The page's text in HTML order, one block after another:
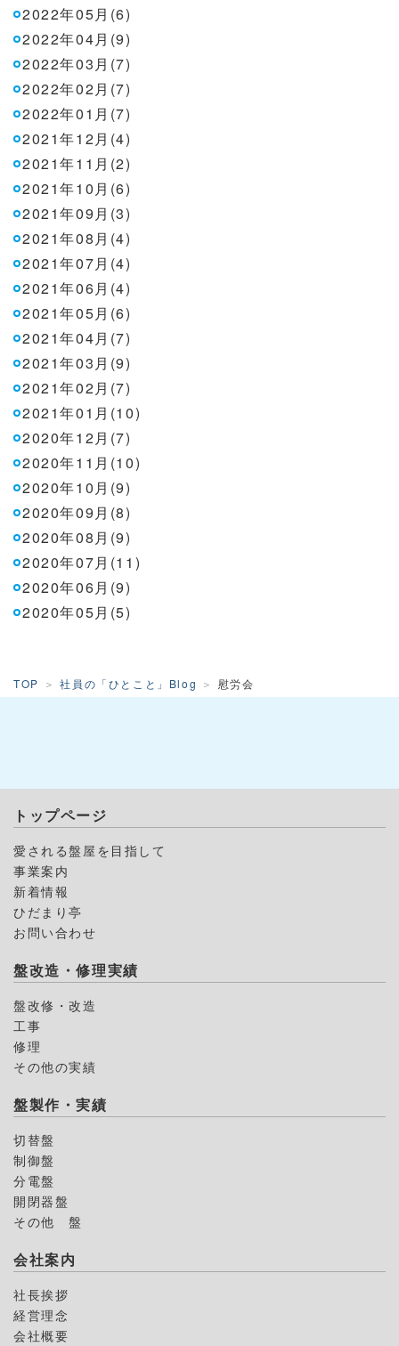
2022年05月(6)
2022年04月(9)
2022年03月(7)
2022年02月(7)
2022年01月(7)
2021年12月(4)
2021年11月(2)
2021年10月(6)
2021年09月(3)
2021年08月(4)
2021年07月(4)
2021年06月(4)
2021年05月(6)
2021年04月(7)
2021年03月(9)
2021年02月(7)
2021年01月(10)
2020年12月(7)
2020年11月(10)
2020年10月(9)
2020年09月(8)
2020年08月(9)
2020年07月(11)
2020年06月(9)
2020年05月(5)
TOP 社員の「ひとこと」Blog 慰労会
トップページ
愛される盤屋を目指して
事業案内
新着情報
ひだまり亭
お問い合わせ
盤改造・修理実績
盤改修・改造
工事
修理
その他の実績
盤製作・実績
切替盤
制御盤
分電盤
開閉器盤
その他 盤
会社案内
社長挨拶
経営理念
会社概要